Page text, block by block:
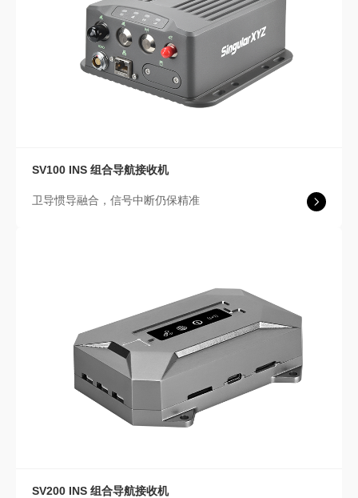
SV100 INS 组合导航接收机
卫导惯导融合，信号中断仍保精准
SV200 INS 组合导航接收机